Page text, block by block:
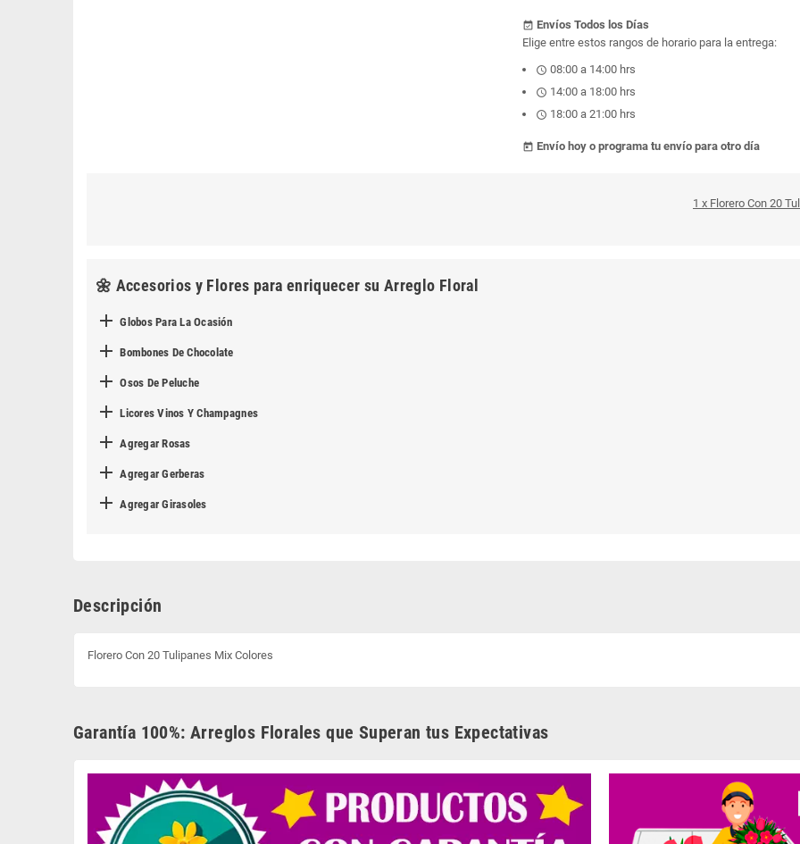
event_available Envíos Todos los Días
Elige entre estos rangos de horario para la entrega:
schedule 08:00 a 14:00 hrs
schedule 14:00 a 18:00 hrs
schedule 18:00 a 21:00 hrs
today Envío hoy o programa tu envío para otro día
1 x Florero Con 20
🌼 Accesorios y Flores para enriquecer su Arreglo Floral
 Globos Para La Ocasión
 Bombones De Chocolate
 Osos De Peluche
 Licores Vinos Y Champagnes
 Agregar Rosas
 Agregar Gerberas
 Agregar Girasoles
Descripción
Florero Con 20 Tulipanes Mix Colores
Garantía 100%: Arreglos Florales que Superan tus Expectativas